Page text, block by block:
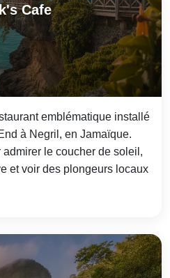
Cafe
emblématique installé
à Negril, en Jamaïque.
le coucher de soleil,
et voir des plongeurs locaux